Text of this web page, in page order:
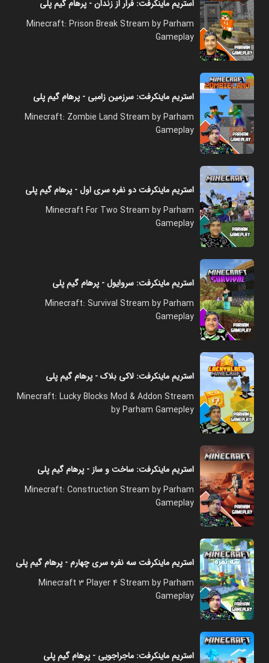
استریم ماینکرفت: فرار از زندان - پرهام گیم پلی
Minecraft: Prison Break Stream by Parham
Gameplay
استریم ماینکرفت: سرزمین زامبی - پرهام گیم پلی
Minecraft: Zombie Land Stream by Parham
Gameplay
استریم ماینکرفت دو نفره سری اول - پرهام گیم پلی
Minecraft For Two Stream by Parham
Gameplay
استریم ماینکرفت: سروایول - پرهام گیم پلی
Minecraft: Survival Stream by Parham
Gameplay
استریم ماینکرفت: لاکی بلاک - پرهام گیم پلی
Minecraft: Lucky Blocks Mod & Addon Stream
by Parham Gamepley
استریم ماینکرفت: ساخت و ساز - پرهام گیم پلی
Minecraft: Construction Stream by Parham
Gameplay
استریم ماینکرفت سه نفره سری چهارم - پرهام گیم پلی
Minecraft 3 Player 4 Stream by Parham
Gameplay
استریم ماینکرفت: ماجراجویی - پرهام گیم پلی